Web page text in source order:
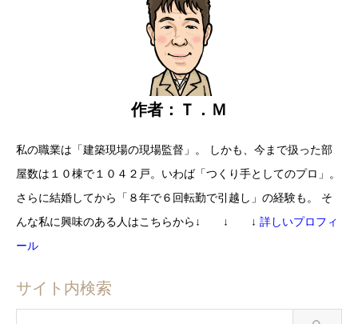
作者：Ｔ．Ｍ
私の職業は「建築現場の現場監督」。
しかも、今まで扱った部
屋数は １０棟で１０４２戸。 いわば「つくり手としてのプロ」。
さらに結婚してから
「８年で６回転勤で引越し」の経験も。
そ
んな私に興味のある人はこちらから ↓ ↓ ↓ 詳しいプロフィ
ール
サイト内検索